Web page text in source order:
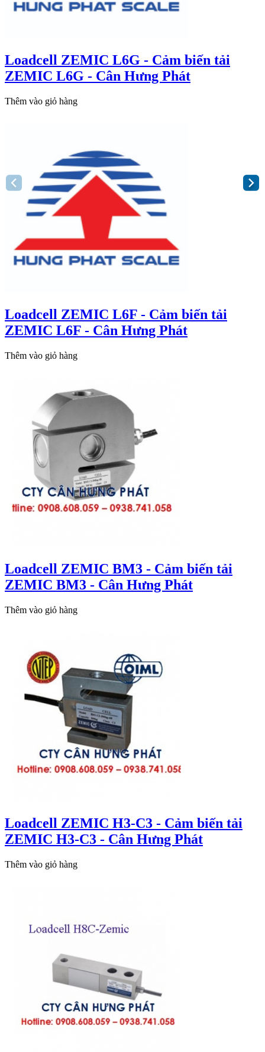
Loadcell ZEMIC L6G - Cảm biến tải
ZEMIC L6G - Cân Hưng Phát
Thêm vào giỏ hàng
Loadcell ZEMIC L6F - Cảm biến tải
ZEMIC L6F - Cân Hưng Phát
Thêm vào giỏ hàng
Loadcell ZEMIC BM3 - Cảm biến tải
ZEMIC BM3 - Cân Hưng Phát
Thêm vào giỏ hàng
Loadcell ZEMIC H3-C3 - Cảm biến tải
ZEMIC H3-C3 - Cân Hưng Phát
Thêm vào giỏ hàng